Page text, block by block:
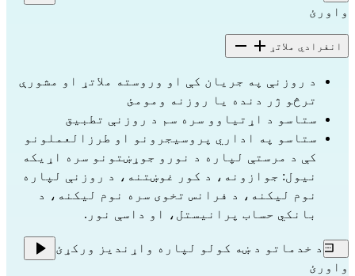
واورئ
انفرادي ملاتړ
ترڅو ژر دنده یا روزنه ومومئ
ستاسو د اړتیاوو سره سم د روزنې تطبیق
بانکي حساب پرانیستل، او داسې نور.
د خدماتو د ښه کولو لپاره واړندیز ورکړئ
واورئ